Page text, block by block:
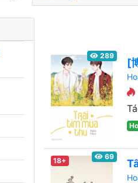
289
[
18+ 69